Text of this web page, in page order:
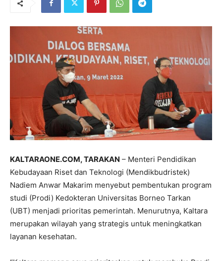
KALTARAONE.COM, TARAKAN – Menteri Pendidikan
Kebudayaan Riset dan Teknologi (Mendikbudristek)
Nadiem Anwar Makarim menyebut pembentukan program
studi (Prodi) Kedokteran Universitas Borneo Tarkan
(UBT) menjadi prioritas pemerintah. Menurutnya, Kaltara
merupakan wilayah yang strategis untuk meningkatkan
layanan kesehatan.